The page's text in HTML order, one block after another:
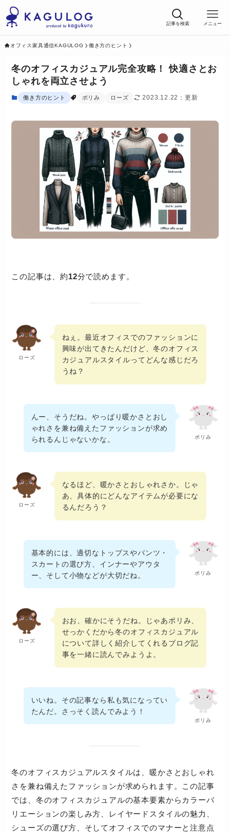
記事を検索 メニュー
オフィス家具通信KAGULOG 働き方のヒント
冬のオフィスカジュアル完全攻略！ 快適さとお
しゃれを両立させよう
働き方のヒント ポリみ ローズ 2023.12.22
この記事は、約12分で読めます。
ローズ
ねぇ。最近オフィスでのファッションに
興味が出てきたんだけど、冬のオフィス
カジュアルスタイルってどんな感じだろ
うね？
ポリみ
んー、そうだね。やっぱり暖かさとおし
ゃれさを兼ね備えたファッションが求め
られるんじゃないかな。
ローズ
なるほど、暖かさとおしゃれさか。じゃ
あ、具体的にどんなアイテムが必要にな
るんだろう？
ポリみ
基本的には、適切なトップスやパンツ・
スカートの選び方、インナーやアウタ
ー、そして小物などが大切だね。
ローズ
おお、確かにそうだね。じゃあポリみ、
せっかくだから冬のオフィスカジュアル
について詳しく紹介してくれるブログ記
事を一緒に読んでみようよ。
ポリみ
いいね。その記事なら私も気になってい
たんだ。さっそく読んでみよう！
冬のオフィスカジュアルスタイルは、暖かさとおしゃれ
さを兼ね備えたファッションが求められます。この記事
では、冬のオフィスカジュアルの基本要素からカラーバ
リエーションの楽しみ方、レイヤードスタイルの魅力、
シューズの選び方、そしてオフィスでのマナーと注意点